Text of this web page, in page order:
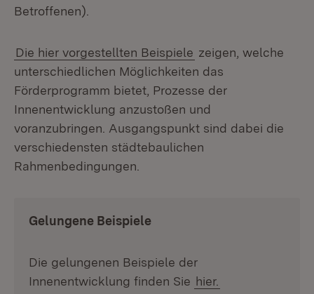
Betroffenen).
Die hier vorgestellten Beispiele zeigen, welche
unterschiedlichen Möglichkeiten das
Förderprogramm bietet, Prozesse der
Innenentwicklung anzustoßen und
voranzubringen. Ausgangspunkt sind dabei die
verschiedensten städtebaulichen
Rahmenbedingungen.
Gelungene Beispiele
Die gelungenen Beispiele der
Innenentwicklung finden Sie hier.